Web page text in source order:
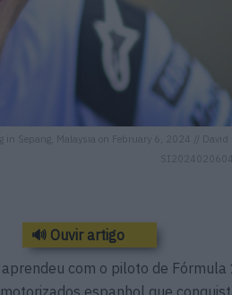
in Sepang, Malaysia on February 6, 2024 // David
🔊 Ouvir artigo
com o piloto de Fórmula
espanhol que